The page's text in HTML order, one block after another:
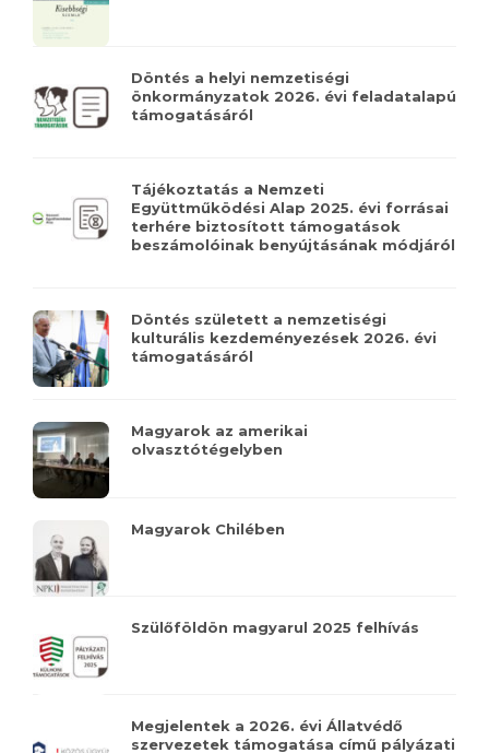
Döntés a helyi nemzetiségi
önkormányzatok 2026. évi feladatalapú
támogatásáról
Tájékoztatás a Nemzeti
Együttműködési Alap 2025. évi forrásai
terhére biztosított támogatások
beszámolóinak benyújtásának módjáról
Döntés született a nemzetiségi
kulturális kezdeményezések 2026. évi
támogatásáról
Magyarok az amerikai
olvasztótégelyben
Magyarok Chilében
Szülőföldön magyarul 2025 felhívás
Megjelentek a 2026. évi Állatvédő
szervezetek támogatása című pályázati